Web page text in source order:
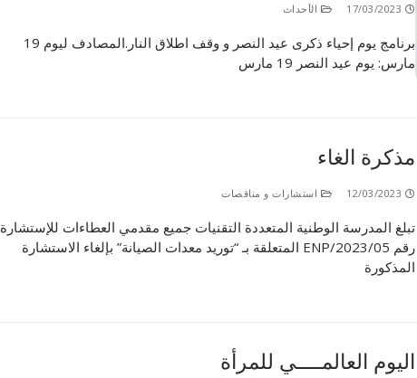
عروض التكوين
ميثاق الأداب والأخلاقيات الجامعية
17/03/2023 الأحداث
برنامج يوم إحياء ذكرى عيد النصر و وقف اطلاق النار.المصادف ليوم 19
مارس: يوم عيد النصر 19 مارس
مذكرة الغاء
12/03/2023 استشارات و مناقصات
تبلغ المدرسة الوطنية المتعددة التقنيات جميع مقدمي العطاءات للإستشارة
رقم ENP/2023/05 المتعلقة بـ “توريد معدات الصيانة” بإلغاء الاستشارة
المذكورة
اليوم العالمــــي للمرأة